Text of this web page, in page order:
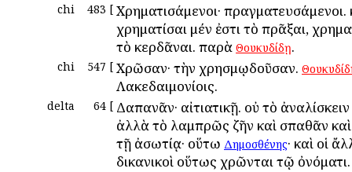
chi 483 [ Χρηματισάμενοι· πραγματευσάμενοι.
χρηματίσαι μέν ἐστι τὸ πρᾶξαι,
τὸ κερδᾶναι. παρὰ Θουκυδίδῃ.
chi 547 [ Χρῶσαν· τὴν χρησμῳδοῦσαν.
Λακεδαιμονίοις.
delta 64 [ Δαπανᾶν· αἰτιατικῇ. οὐ τὸ
ἀλλὰ τὸ λαμπρῶς ζῆν καὶ σπαθᾶν
τῇ ἀσωτίᾳ· οὕτω Δημοσθένης· καὶ οἱ
δικανικοὶ οὕτως χρῶνται τῷ